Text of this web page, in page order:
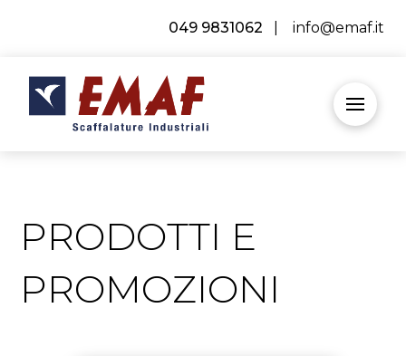
049 9831062 info@emaf.it
PRODOTTI E
PROMOZIONI